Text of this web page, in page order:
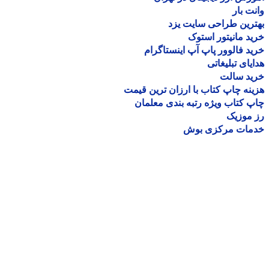
بار
طراحی سایت یزد
مانیتور استوک
فالوور پاپ آپ اینستاگرام
تبلیغاتی
سالت
چاپ کتاب با ارزان ترین قیمت
کتاب ویژه رتبه بندی معلمان
موزیک
مرکزی بوش